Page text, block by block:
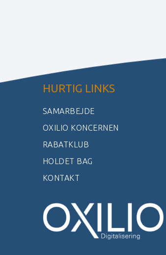
HURTIG LINKS
SAMARBEJDE
OXILIO KONCERNEN
RABATKLUB
HOLDET BAG
KONTAKT